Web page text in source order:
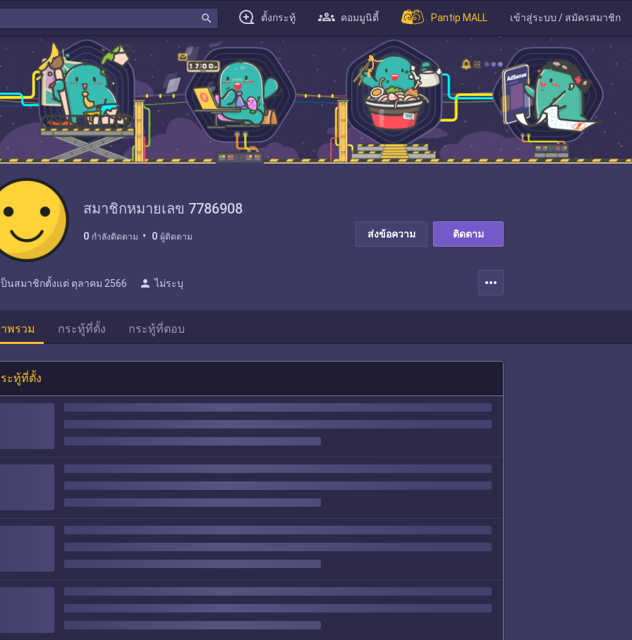
search ตั้งกระทู้ คอมมูนิตี้ Pantip MALL เข้าสู่ระบบ / สมัครสมาชิก
สมาชิกหมายเลข 7786908
0 กำลังติดตาม 0 ผู้ติดตาม ส่งข้อความ ติดตาม
ป็นสมาชิกตั้งแต่ ตุลาคม 2566 person ไม่ระบุ more_horiz
พรวม กระทู้ที่ตั้ง กระทู้ที่ตอบ
ะทู้ที่ตั้ง